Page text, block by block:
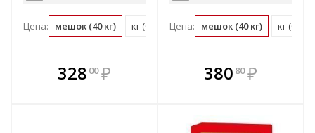
Цена: мешок (40 кг) кг (0.03 мешок)
328 00 ₽
В комплекте
всегда выгоднее!
Цена: мешок (40 кг) кг (0.03
В комплекте
всегда выгоднее!
380 80 ₽